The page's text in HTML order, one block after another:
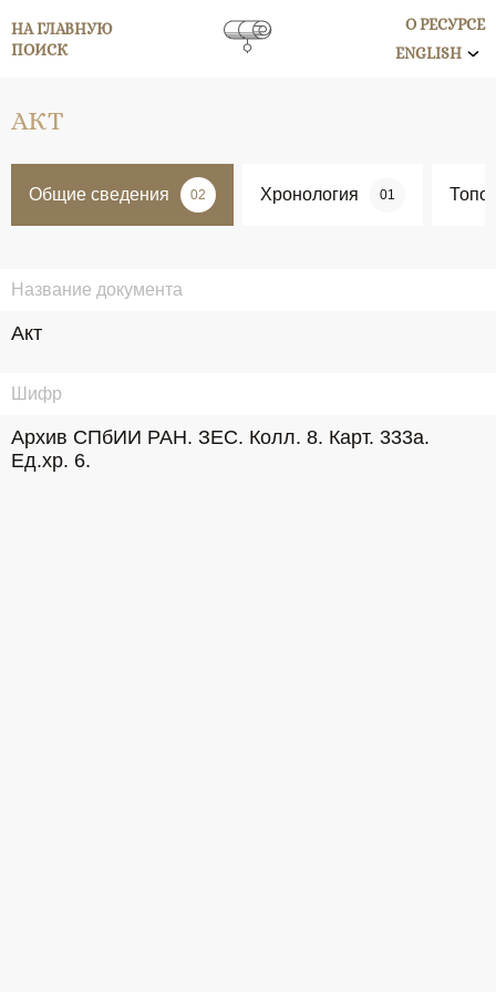
НА ГЛАВНУЮ
ПОИСК
О РЕСУРСЕ
ENGLISH
АКТ
Общие сведения 02 Хронология 01
Название документа
Акт
Шифр
Архив СПбИИ РАН. ЗЕС. Колл. 8. Карт. 333а.
Ед.хр. 6.